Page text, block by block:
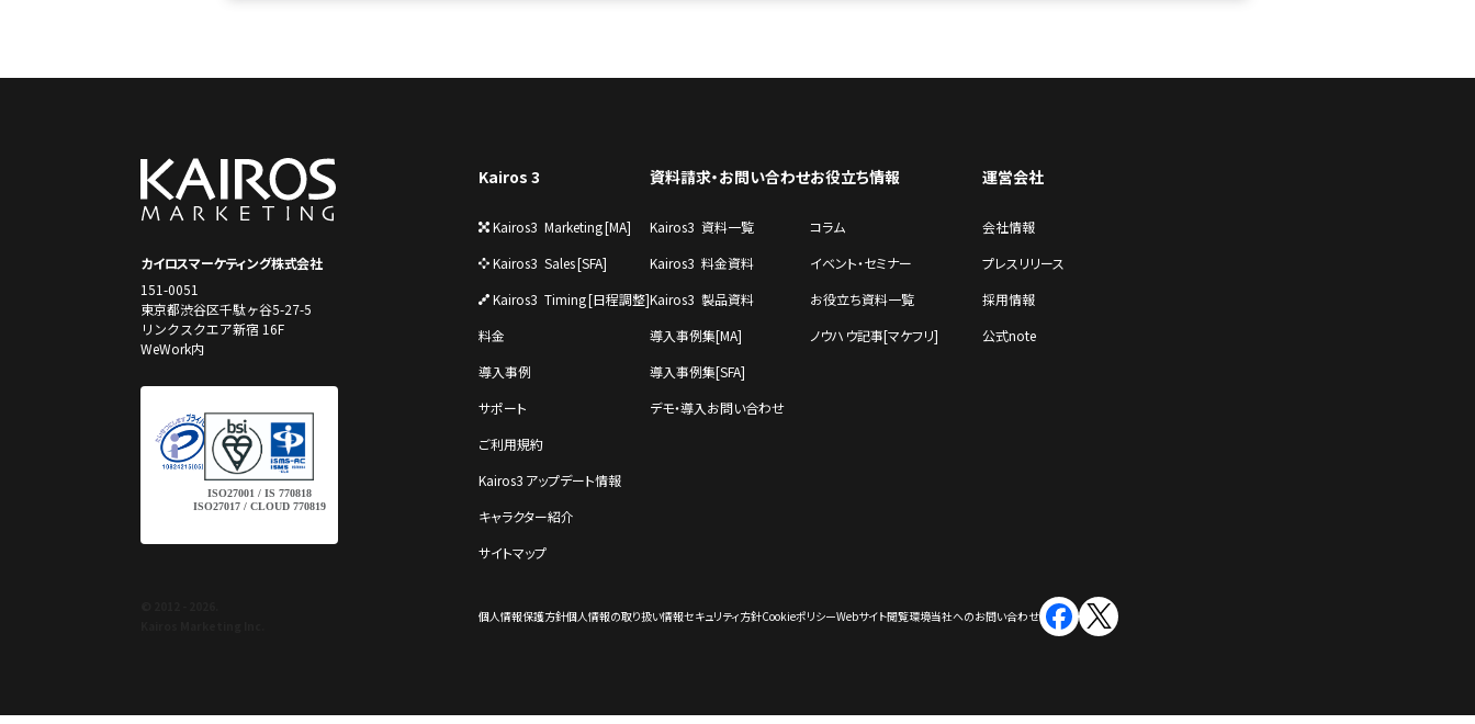
カイロスマーケティング株式会社
151-0051
東京都渋谷区千駄ヶ谷5-27-5
リンクスクエア新宿 16F
WeWork内
ISO27001 / IS 770818
ISO27017 / CLOUD 770819
Kairos 3
Kairos3 Marketing [MA]
Kairos3 Sales [SFA]
Kairos3 Timing [⽇程調整]
料金
導⼊事例
サポート
ご利⽤規約
Kairos3 アップデート情報
キャラクター紹介
サイトマップ
資料請求・お問い合わせ
Kairos3 資料一覧
Kairos3 料金資料
Kairos3 製品資料
導入事例集[MA]
導入事例集[SFA]
デモ・導⼊お問い合わせ
お役立ち情報
コラム
イベント・セミナー
お役立ち資料一覧
ノウハウ記事[マケフリ]
運営会社
会社情報
プレスリリース
採⽤情報
公式note
個⼈情報保護⽅針個⼈情報の取り扱い情報セキュリティ⽅針CookieポリシーWebサイト閲覧環境当社へのお問い合わせ